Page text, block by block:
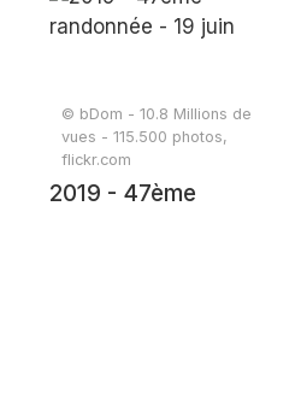
© bDom - 10.8 Millions de
vues - 115.500 photos,
flickr.com
2019 - 47ème